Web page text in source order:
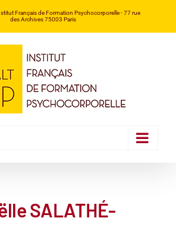
Français de Formation Psychocorporelle -77 rue
des Archives 75003 Paris
SALATHÉ-